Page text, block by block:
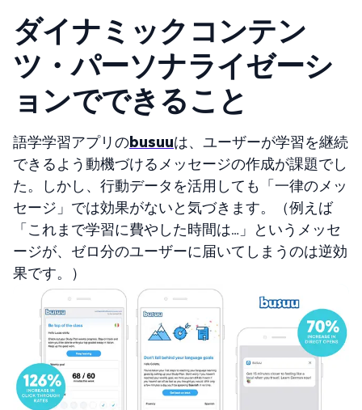
ダイナミックコンテン
ツ・パーソナライゼーシ
ョンでできること
語学学習アプリのbusuuは、ユーザーが学習を継続
できるよう動機づけるメッセージの作成が課題でし
た。しかし、行動データを活用しても「一律のメッ
セージ」では効果がないと気づきます。（例えば
「これまで学習に費やした時間は…」というメッセ
ージが、ゼロ分のユーザーに届いてしまうのは逆効
果です。）